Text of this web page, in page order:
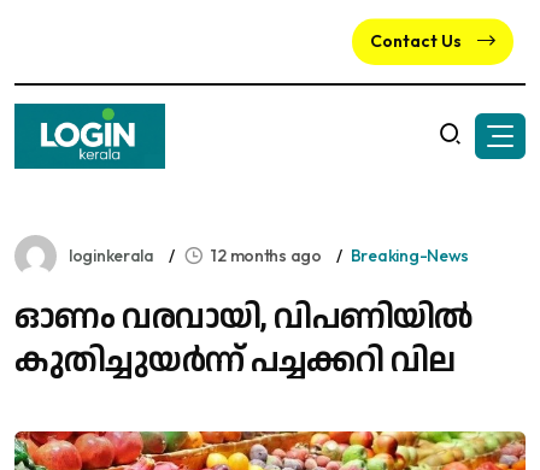
Contact Us
loginkerala 12 months ago Breaking-News
ഓണം വരവായി, വിപണിയിൽ
കുതിച്ചുയർന്ന് പച്ചക്കറി വില